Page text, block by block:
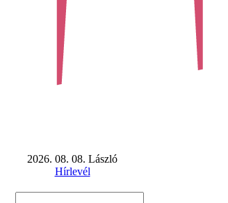
2026. 08. 08. László
Hírlevél